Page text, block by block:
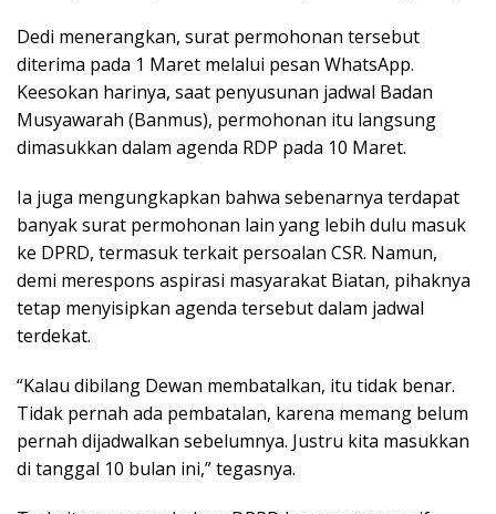
Dedi menerangkan, surat permohonan tersebut
diterima pada 1 Maret melalui pesan WhatsApp.
Keesokan harinya, saat penyusunan jadwal Badan
Musyawarah (Banmus), permohonan itu langsung
dimasukkan dalam agenda RDP pada 10 Maret.
Ia juga mengungkapkan bahwa sebenarnya terdapat
banyak surat permohonan lain yang lebih dulu masuk
ke DPRD, termasuk terkait persoalan CSR. Namun,
demi merespons aspirasi masyarakat Biatan, pihaknya
tetap menyisipkan agenda tersebut dalam jadwal
terdekat.
“Kalau dibilang Dewan membatalkan, itu tidak benar.
Tidak pernah ada pembatalan, karena memang belum
pernah dijadwalkan sebelumnya. Justru kita masukkan
di tanggal 10 bulan ini,” tegasnya.